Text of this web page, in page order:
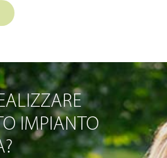
IMPIANTO